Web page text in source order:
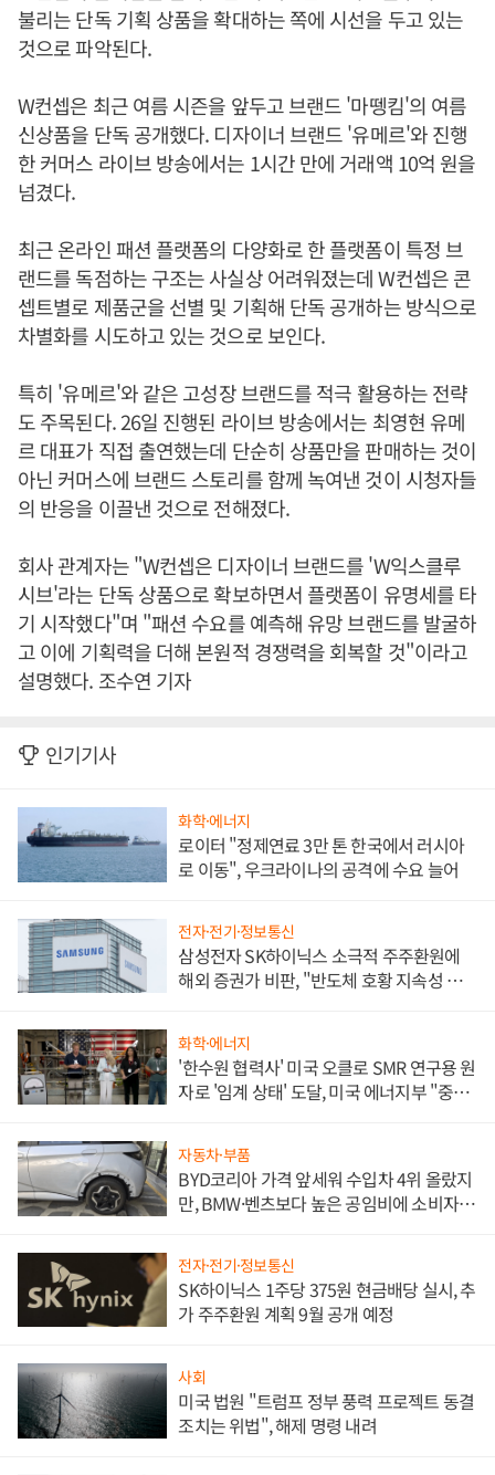
불리는 단독 기획 상품을 확대하는 쪽에 시선을 두고 있는
것으로 파악된다.
W컨셉은 최근 여름 시즌을 앞두고 브랜드 '마뗑킴'의 여름
신상품을 단독 공개했다. 디자이너 브랜드 '유메르'와 진행
한 커머스 라이브 방송에서는 1시간 만에 거래액 10억 원을
넘겼다.
최근 온라인 패션 플랫폼의 다양화로 한 플랫폼이 특정 브
랜드를 독점하는 구조는 사실상 어려워졌는데 W컨셉은 콘
셉트별로 제품군을 선별 및 기획해 단독 공개하는 방식으로
차별화를 시도하고 있는 것으로 보인다.
특히 '유메르'와 같은 고성장 브랜드를 적극 활용하는 전략
도 주목된다. 26일 진행된 라이브 방송에서는 최영현 유메
르 대표가 직접 출연했는데 단순히 상품만을 판매하는 것이
아닌 커머스에 브랜드 스토리를 함께 녹여낸 것이 시청자들
의 반응을 이끌낸 것으로 전해졌다.
회사 관계자는 "W컨셉은 디자이너 브랜드를 'W익스클루
시브'라는 단독 상품으로 확보하면서 플랫폼이 유명세를 타
기 시작했다"며 "패션 수요를 예측해 유망 브랜드를 발굴하
고 이에 기획력을 더해 본원적 경쟁력을 회복할 것"이라고
설명했다. 조수연 기자
인기기사
화학·에너지
로이터 "정제연료 3만 톤 한국에서 러시아
로 이동", 우크라이나의 공격에 수요 늘어
전자·전기·정보통신
삼성전자 SK하이닉스 소극적 주주환원에
해외 증권가 비판, "반도체 호황 지속성 의
화학·에너지
'한수원 협력사' 미국 오클로 SMR 연구용 원
자로 '임계 상태' 도달, 미국 에너지부 "중요
자동차·부품
BYD코리아 가격 앞세워 수입차 4위 올랐지
만, BMW·벤츠보다 높은 공임비에 소비자
전자·전기·정보통신
SK하이닉스 1주당 375원 현금배당 실시, 추
가 주주환원 계획 9월 공개 예정
사회
미국 법원 "트럼프 정부 풍력 프로젝트 동결
조치는 위법", 해제 명령 내려